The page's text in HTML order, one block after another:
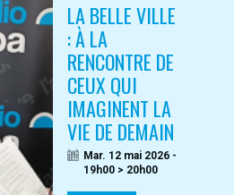
LA BELLE VILLE
: À LA
RENCONTRE DE
CEUX QUI
IMAGINENT LA
VIE DE DEMAIN
Mar. 12 mai 2026 -
19h00 > 20h00